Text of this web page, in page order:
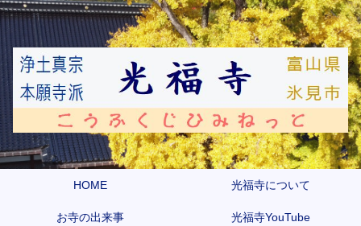
HOME 光福寺について
お寺の出来事 光福寺YouTube